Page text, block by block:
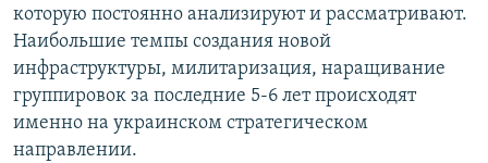
которую постоянно анализируют и рассматривают.
Наибольшие темпы создания новой
инфраструктуры, милитаризация, наращивание
группировок за последние 5-6 лет происходят
именно на украинском стратегическом
направлении.